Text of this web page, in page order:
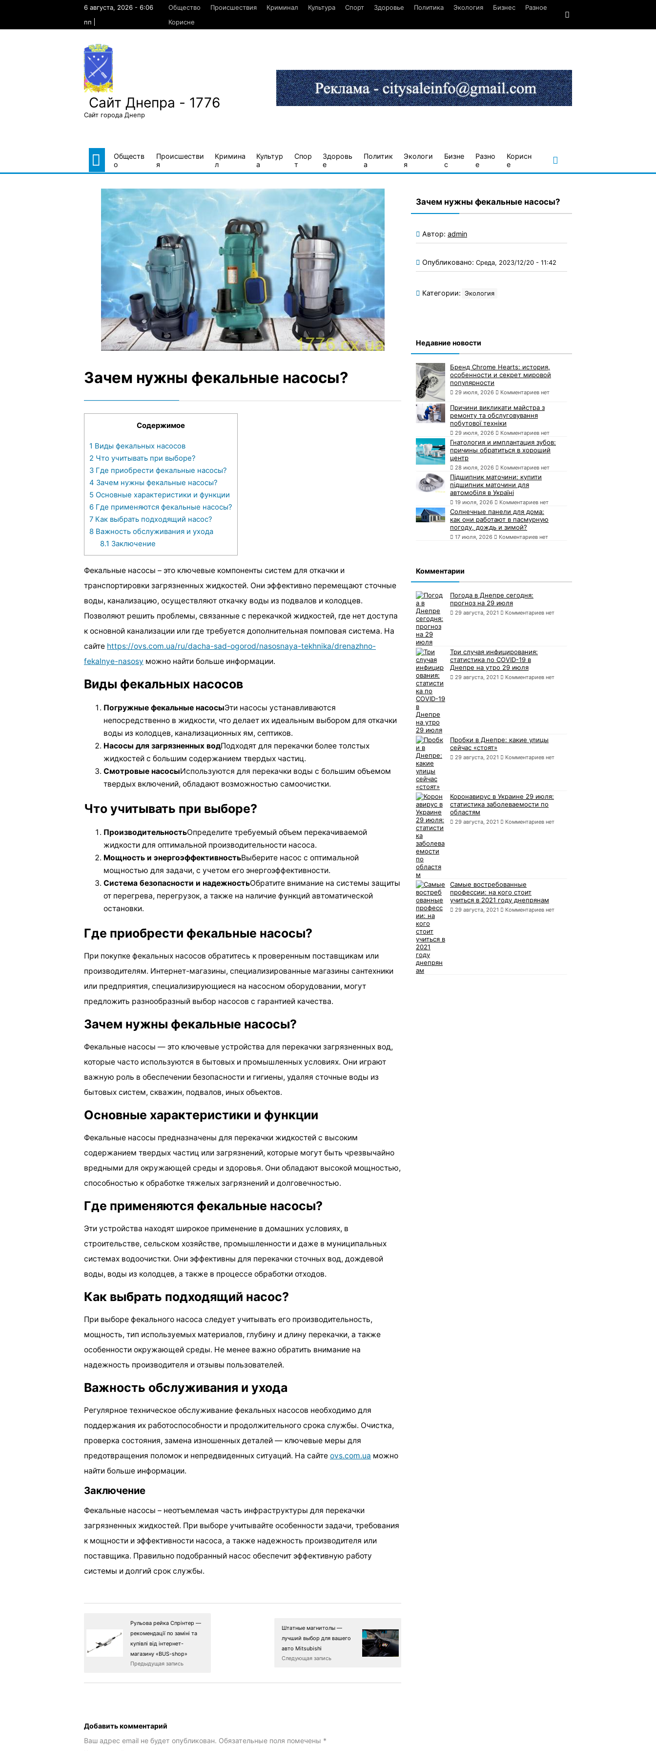
6 августа, 2026 - 6:06
пп
Общество Происшествия Криминал Культура Спорт Здоровье Политика Экология Бизнес
Разное
Корисне
Сайт Днепра - 1776
Сайт города Днепр
Обществ
о
Происшестви
я
Кримина
л
Культур
а
Спор
т
Здоровь
е
Политик
а
Экологи
я
Бизне
с
Разно
е
Корисн
е
Зачем нужны фекальные насосы?
Содержимое
1 Виды фекальных насосов
2 Что учитывать при выборе?
3 Где приобрести фекальные насосы?
4 Зачем нужны фекальные насосы?
5 Основные характеристики и функции
6 Где применяются фекальные насосы?
7 Как выбрать подходящий насос?
8 Важность обслуживания и ухода
8.1 Заключение
Фекальные насосы – это ключевые компоненты систем для откачки и
транспортировки загрязненных жидкостей. Они эффективно перемещают сточные
воды, канализацию, осуществляют откачку воды из подвалов и колодцев.
Позволяют решить проблемы, связанные с перекачкой жидкостей, где нет доступа
к основной канализации или где требуется дополнительная помповая система. На
сайте https://ovs.com.ua/ru/dacha-sad-ogorod/nasosnaya-tekhnika/drenazhno-
fekalnye-nasosy можно найти больше информации.
Виды фекальных насосов
Погружные фекальные насосыЭти насосы устанавливаются
непосредственно в жидкости, что делает их идеальным выбором для откачки
воды из колодцев, канализационных ям, септиков.
Насосы для загрязненных водПодходят для перекачки более толстых
жидкостей с большим содержанием твердых частиц.
Смотровые насосыИспользуются для перекачки воды с большим объемом
твердых включений, обладают возможностью самоочистки.
Что учитывать при выборе?
ПроизводительностьОпределите требуемый объем перекачиваемой
жидкости для оптимальной производительности насоса.
Мощность и энергоэффективностьВыберите насос с оптимальной
мощностью для задачи, с учетом его энергоэффективности.
Система безопасности и надежностьОбратите внимание на системы защиты
от перегрева, перегрузок, а также на наличие функций автоматической
остановки.
Где приобрести фекальные насосы?
При покупке фекальных насосов обратитесь к проверенным поставщикам или
производителям. Интернет-магазины, специализированные магазины сантехники
или предприятия, специализирующиеся на насосном оборудовании, могут
предложить разнообразный выбор насосов с гарантией качества.
Зачем нужны фекальные насосы?
Фекальные насосы — это ключевые устройства для перекачки загрязненных вод,
которые часто используются в бытовых и промышленных условиях. Они играют
важную роль в обеспечении безопасности и гигиены, удаляя сточные воды из
бытовых систем, скважин, подвалов, иных объектов.
Основные характеристики и функции
Фекальные насосы предназначены для перекачки жидкостей с высоким
содержанием твердых частиц или загрязнений, которые могут быть чрезвычайно
вредными для окружающей среды и здоровья. Они обладают высокой мощностью,
способностью к обработке тяжелых загрязнений и долговечностью.
Где применяются фекальные насосы?
Эти устройства находят широкое применение в домашних условиях, в
строительстве, сельском хозяйстве, промышленности и даже в муниципальных
системах водоочистки. Они эффективны для перекачки сточных вод, дождевой
воды, воды из колодцев, а также в процессе обработки отходов.
Как выбрать подходящий насос?
При выборе фекального насоса следует учитывать его производительность,
мощность, тип используемых материалов, глубину и длину перекачки, а также
особенности окружающей среды. Не менее важно обратить внимание на
надежность производителя и отзывы пользователей.
Важность обслуживания и ухода
Регулярное техническое обслуживание фекальных насосов необходимо для
поддержания их работоспособности и продолжительного срока службы. Очистка,
проверка состояния, замена изношенных деталей — ключевые меры для
предотвращения поломок и непредвиденных ситуаций. На сайте ovs.com.ua можно
найти больше информации.
Заключение
Фекальные насосы – неотъемлемая часть инфраструктуры для перекачки
загрязненных жидкостей. При выборе учитывайте особенности задачи, требования
к мощности и эффективности насоса, а также надежность производителя или
поставщика. Правильно подобранный насос обеспечит эффективную работу
системы и долгий срок службы.
Рульова рейка Спрінтер —
рекомендації по заміні та
купівлі від інтернет-
магазину «BUS-shop»
Предыдущая запись
Штатные магнитолы —
лучший выбор для вашего
авто Mitsubishi
Следующая запись
Добавить комментарий
Ваш адрес email не будет опубликован. Обязательные поля помечены *
Зачем нужны фекальные насосы?
Автор: admin
Опубликовано: Среда, 2023/12/20 - 11:42
Категории: Экология
Недавние новости
Бренд Chrome Hearts: история,
особенности и секрет мировой
популярности
29 июля, 2026 Комментариев нет
Причини викликати майстра з
ремонту та обслуговування
побутової техніки
29 июля, 2026 Комментариев нет
Гнатология и имплантация зубов:
причины обратиться в хороший
центр
28 июля, 2026 Комментариев нет
Підшипник маточини: купити
підшипник маточини для
автомобіля в Україні
19 июля, 2026 Комментариев нет
Солнечные панели для дома:
как они работают в пасмурную
погоду, дождь и зимой?
17 июля, 2026 Комментариев нет
Комментарии
Погода в Днепре сегодня:
прогноз на 29 июля
29 августа, 2021 Комментариев нет
Три случая инфицирования:
статистика по COVID-19 в
Днепре на утро 29 июля
29 августа, 2021 Комментариев нет
Пробки в Днепре: какие улицы
сейчас «стоят»
29 августа, 2021 Комментариев нет
Коронавирус в Украине 29 июля:
статистика заболеваемости по
областям
29 августа, 2021 Комментариев нет
Самые востребованные
профессии: на кого стоит
учиться в 2021 году днепрянам
29 августа, 2021 Комментариев нет